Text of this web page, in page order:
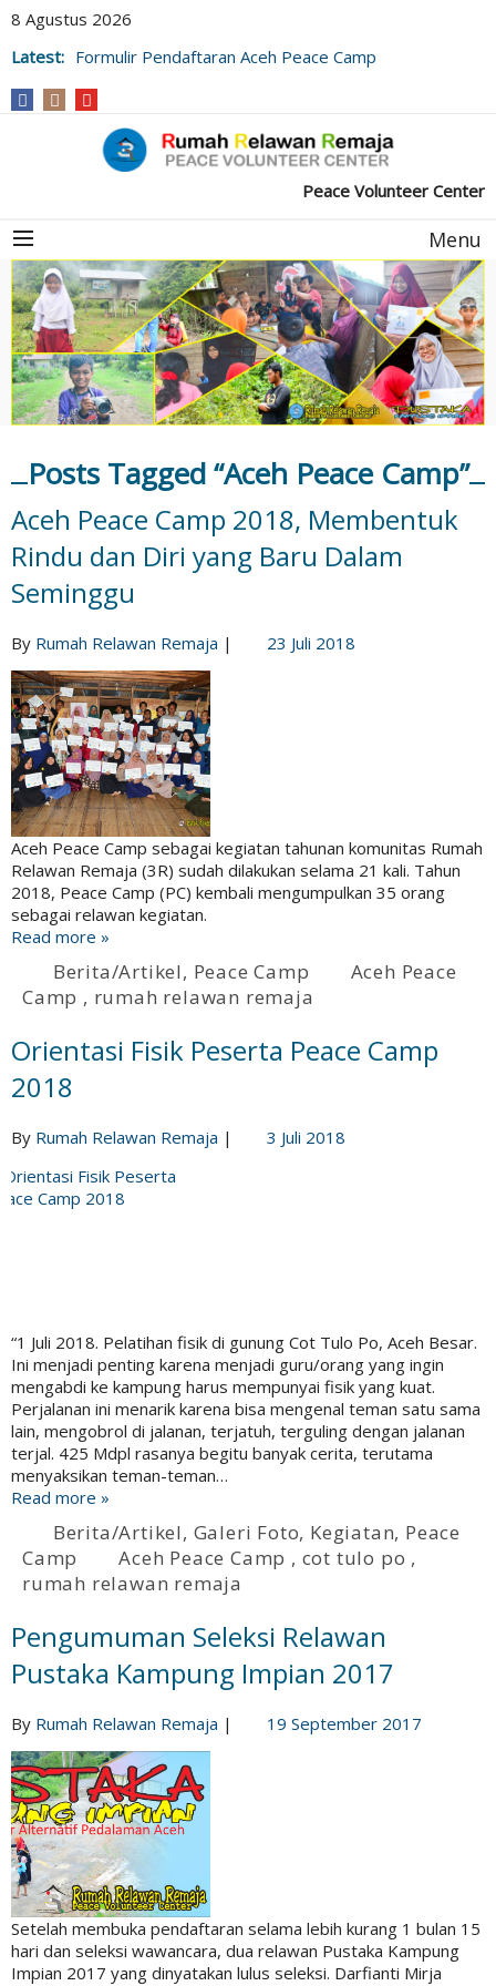
8 Agustus 2026
Latest: Formulir Pendaftaran Aceh Peace Camp
Formulir Pendaftaran Guru Impian 2022
(Desa Meuke Beurabo)
Peace Volunteer Center
Menu
Posts Tagged “Aceh Peace Camp”
Aceh Peace Camp 2018, Membentuk
Rindu dan Diri yang Baru Dalam
Seminggu
By Rumah Relawan Remaja | 23 Juli 2018
Aceh Peace Camp sebagai kegiatan tahunan komunitas Rumah
Relawan Remaja (3R) sudah dilakukan selama 21 kali. Tahun
2018, Peace Camp (PC) kembali mengumpulkan 35 orang
sebagai relawan kegiatan.
Read more »
Berita/Artikel, Peace Camp
Aceh Peace
Camp , rumah relawan remaja
Orientasi Fisik Peserta Peace Camp
2018
By Rumah Relawan Remaja | 3 Juli 2018
“1 Juli 2018. Pelatihan fisik di gunung Cot Tulo Po, Aceh Besar.
Ini menjadi penting karena menjadi guru/orang yang ingin
mengabdi ke kampung harus mempunyai fisik yang kuat.
Perjalanan ini menarik karena bisa mengenal teman satu sama
lain, mengobrol di jalanan, terjatuh, terguling dengan jalanan
terjal. 425 Mdpl rasanya begitu banyak cerita, terutama
menyaksikan teman-teman…
Read more »
Berita/Artikel, Galeri Foto, Kegiatan, Peace
Camp
Aceh Peace Camp , cot tulo po ,
rumah relawan remaja
Pengumuman Seleksi Relawan
Pustaka Kampung Impian 2017
By Rumah Relawan Remaja | 19 September 2017
Setelah membuka pendaftaran selama lebih kurang 1 bulan 15
hari dan seleksi wawancara, dua relawan Pustaka Kampung
Impian 2017 yang dinyatakan lulus seleksi. Darfianti Mirja